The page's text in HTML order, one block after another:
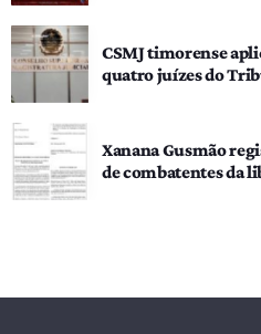
CSMJ timorense
quatro juízes do
Xanana Gusmão
de combatentes da